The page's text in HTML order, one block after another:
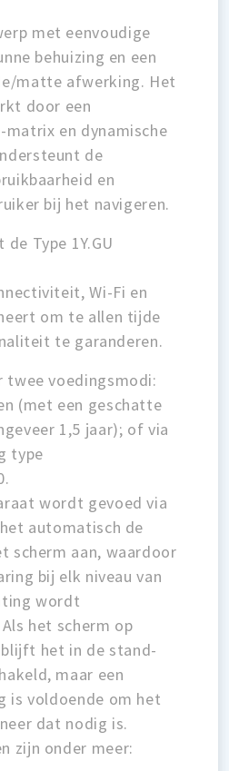
met eenvoudige
behuizing en een
matte afwerking. Het
door een
matrix en dynamische
de
en
bij het navigeren.
Type 1Y.GU
Wi-Fi en
om te allen tijde
te garanderen.
twee voedingsmodi:
(met een geschatte
1,5 jaar); of via
type
wordt gevoed via
automatisch de
scherm aan, waardoor
bij elk niveau van
wordt
het scherm op
het in de stand-
maar een
is voldoende om het
dat nodig is.
zijn onder meer: